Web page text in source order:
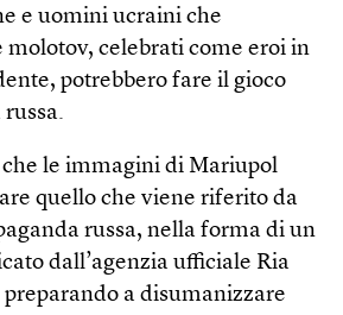
e uomini ucraini che
molotov, celebrati come eroi in
potrebbero fare il gioco
le immagini di Mariupol
quello che viene riferito da
russa, nella forma di un
dall’agenzia ufficiale Ria
preparando a disumanizzare